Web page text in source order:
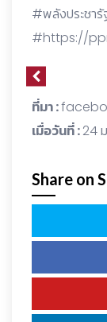
#พลังประชารั
#https://
ที่มา :
เมื่อวันที่ :24
Share on